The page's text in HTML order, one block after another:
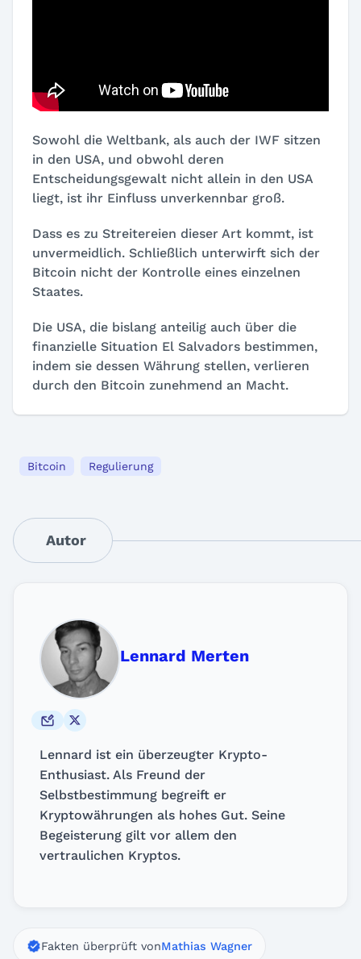
Sowohl die Weltbank, als auch der IWF sitzen
in den USA, und obwohl deren
Entscheidungsgewalt nicht allein in den USA
liegt, ist ihr Einfluss unverkennbar groß.
Dass es zu Streitereien dieser Art kommt, ist
unvermeidlich. Schließlich unterwirft sich der
Bitcoin nicht der Kontrolle eines einzelnen
Staates.
Die USA, die bislang anteilig auch über die
finanzielle Situation El Salvadors bestimmen,
indem sie dessen Währung stellen, verlieren
durch den Bitcoin zunehmend an Macht.
Bitcoin Regulierung
Autor
Lennard Merten
Lennard ist ein überzeugter Krypto-
Enthusiast. Als Freund der
Selbstbestimmung begreift er
Kryptowährungen als hohes Gut. Seine
Begeisterung gilt vor allem den
vertraulichen Kryptos.
Fakten überprüft vonMathias Wagner